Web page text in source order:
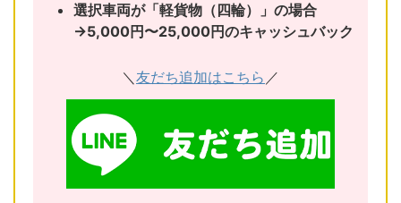
選択車両が「軽貨物（四輪）」の場合
→5,000円〜25,000円のキャッシュバック
＼ 友だち追加はこちら ／